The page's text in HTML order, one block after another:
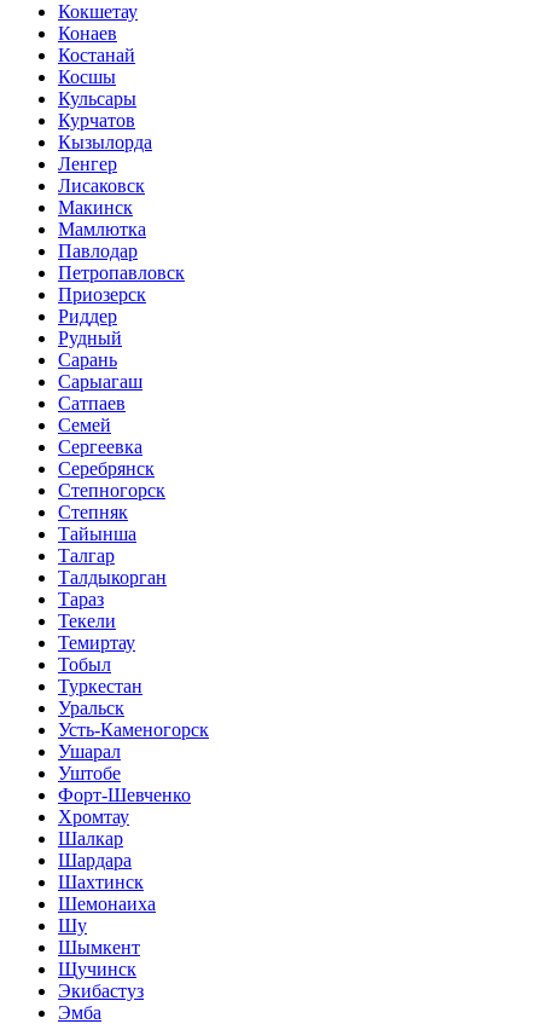
Кокшетау
Конаев
Костанай
Косшы
Кульсары
Курчатов
Кызылорда
Ленгер
Лисаковск
Макинск
Мамлютка
Павлодар
Петропавловск
Приозерск
Риддер
Рудный
Сарань
Сарыагаш
Сатпаев
Семей
Сергеевка
Серебрянск
Степногорск
Степняк
Тайынша
Талгар
Талдыкорган
Тараз
Текели
Темиртау
Тобыл
Туркестан
Уральск
Усть-Каменогорск
Ушарал
Уштобе
Форт-Шевченко
Хромтау
Шалкар
Шардара
Шахтинск
Шемонаиха
Шу
Шымкент
Щучинск
Экибастуз
Эмба